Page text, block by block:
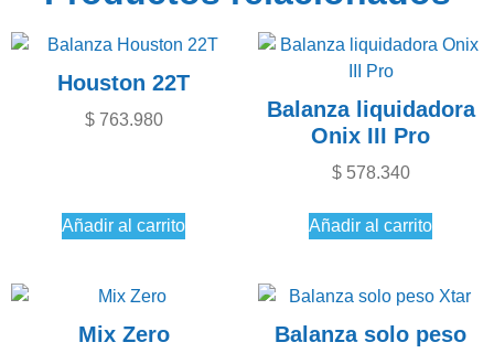
Houston 22T
$763.980
Añadir al carrito
Balanza liquidadora
Onix III Pro
$578.340
Añadir al carrito
Mix Zero
Balanza solo peso